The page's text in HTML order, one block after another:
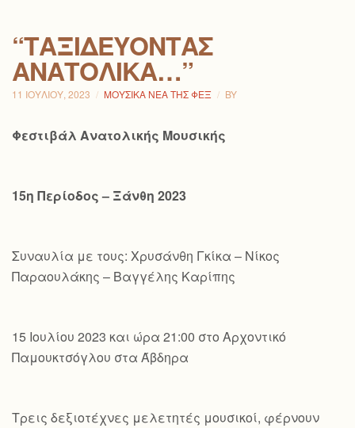
“ΤΑΞΙΔΕΎΟΝΤΑΣ
ΑΝΑΤΟΛΙΚΆ…”
11 ΙΟΥΛΊΟΥ, 2023 ΜΟΥΣΙΚΆ ΝΈΑ ΤΗΣ ΦΕΞ BY
Φεστιβάλ Ανατολικής Μουσικής
15η Περίοδος – Ξάνθη 2023
Συναυλία με τους: Χρυσάνθη Γκίκα – Νίκος
Παραουλάκης – Βαγγέλης Καρίπης
15 Ιουλίου 2023 και ώρα 21:00 στο Αρχοντικό
Παμουκτσόγλου στα Άβδηρα
Τρεις δεξιοτέχνες μελετητές μουσικοί, φέρνουν